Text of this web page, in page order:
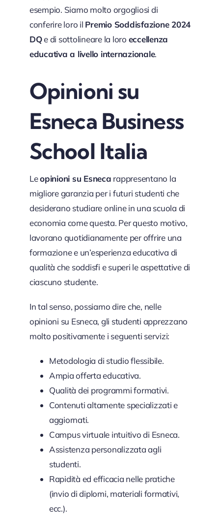
esempio. Siamo molto orgogliosi di
conferire loro il Premio Soddisfazione 2024
DQe di sottolineare la loro eccellenza
educativa a livello internazionale.
Opinioni su
Esneca Business
School Italia
Leopinioni su Esneca rappresentano la
migliore garanzia per i futuri studenti che
desiderano studiare online in una scuola di
economia come questa. Per questo motivo,
lavorano quotidianamente per offrire una
formazione e un’esperienza educativa di
qualità che soddisfi e superi le aspettative di
ciascuno studente.
In tal senso, possiamo dire che, nelle
opinioni su Esneca, gli studenti apprezzano
molto positivamente i seguenti servizi:
Metodologia di studio flessibile.
Ampia offerta educativa.
Qualità dei programmi formativi.
Contenuti altamente specializzati e
aggiornati.
Campus virtuale intuitivo di Esneca.
Assistenza personalizzata agli
studenti.
Rapidità ed efficacia nelle pratiche
(invio di diplomi, materiali formativi,
ecc.).